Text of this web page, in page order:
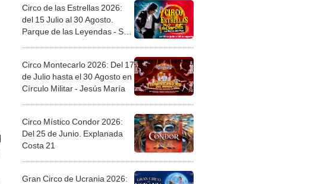
Circo de las Estrellas 2026:
del 15 Julio al 30 Agosto.
Parque de las Leyendas - San
Circo Montecarlo 2026: Del 17
de Julio hasta el 30 Agosto en
Círculo Militar - Jesús María
Circo Místico Condor 2026:
Del 25 de Junio. Explanada
Costa 21
Gran Circo de Ucrania 2026: